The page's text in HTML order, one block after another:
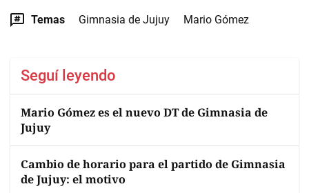
Temas Gimnasia de Jujuy Mario Gómez
Seguí leyendo
Mario Gómez es el nuevo DT de Gimnasia de
Jujuy
Cambio de horario para el partido de Gimnasia
de Jujuy: el motivo